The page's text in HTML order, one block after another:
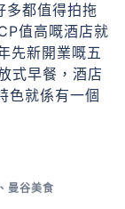
多都值得拍拖
值高嘅酒店就
先新開業嘅五
式早餐，酒店
色就係有一個
、 曼谷美食